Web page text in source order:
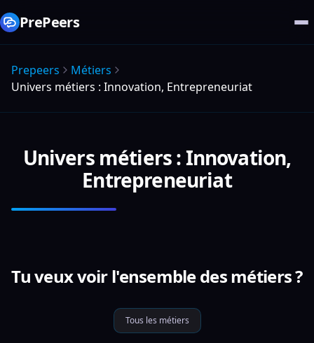
PrePeers
Prepeers
Métiers
Univers métiers : Innovation, Entrepreneuriat
Univers métiers : Innovation,
Entrepreneuriat
Tu veux voir l'ensemble des métiers ?
Tous les métiers